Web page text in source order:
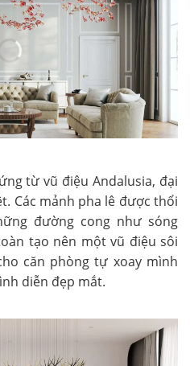
từ vũ điệu Andalusia, đại
Các mảnh pha lê được thổi
đường cong như sóng
tạo nên một vũ điệu sôi
căn phòng tự xoay mình
diễn đẹp mắt.